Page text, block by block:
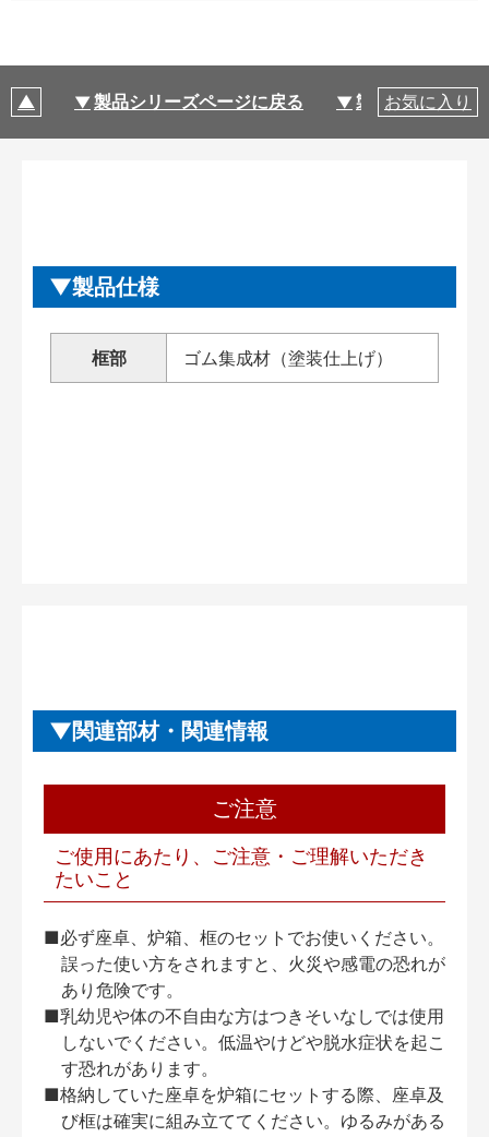
製品シリーズページに戻る 製品仕様
お気に入り
製品仕様
框部 ゴム集成材（塗装仕上げ）
関連部材・関連情報
ご注意
ご使用にあたり、ご注意・ご理解いただき
たいこと
■必ず座卓、炉箱、框のセットでお使いください。
誤った使い方をされますと、火災や感電の恐れが
あり危険です。
■乳幼児や体の不自由な方はつきそいなしでは使用
しないでください。低温やけどや脱水症状を起こ
す恐れがあります。
■格納していた座卓を炉箱にセットする際、座卓及
び框は確実に組み立ててください。ゆるみがある